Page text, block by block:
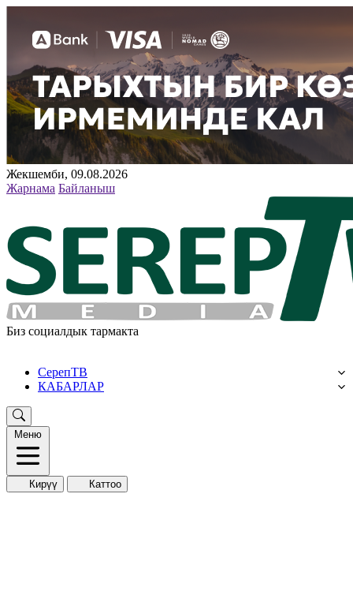
Жекшемби, 09.08.2026
Жарнама Байланыш
Биз социалдык тармакта
СерепТВ
КАБАРЛАР
Меню
Кирүү Каттоо